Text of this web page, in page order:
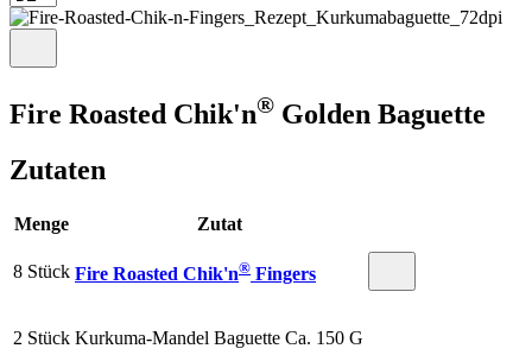
Fire Roasted Chik'n® Golden Baguette
Zutaten
Menge Zutat
8 Stück Fire Roasted Chik'n® Fingers
2 Stück Kurkuma-Mandel Baguette Ca. 150 G